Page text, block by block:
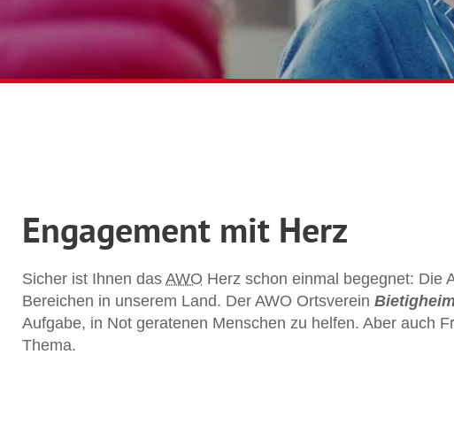
Engagement mit Herz
Sicher ist Ihnen das AWO Herz schon einmal begegnet: Die
Bereichen in unserem Land. Der AWO Ortsverein
Aufgabe, in Not geratenen Menschen zu helfen. Aber auch
Thema.